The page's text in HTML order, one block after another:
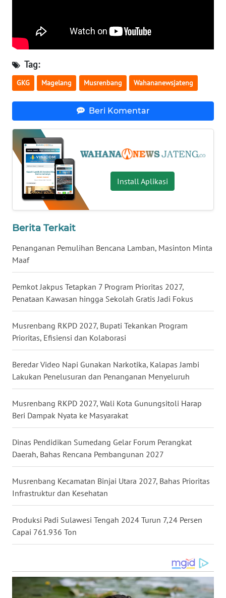
Tag:
GKG Magelang Musrenbang Wahananewsjateng
Beri Komentar
Install Aplikasi
Berita Terkait
Penanganan Pemulihan Bencana Lamban, Masinton Minta
Maaf
Pemkot Jakpus Tetapkan 7 Program Prioritas 2027,
Penataan Kawasan hingga Sekolah Gratis Jadi Fokus
Musrenbang RKPD 2027, Bupati Tekankan Program
Prioritas, Efisiensi dan Kolaborasi
Beredar Video Napi Gunakan Narkotika, Kalapas Jambi
Lakukan Penelusuran dan Penanganan Menyeluruh
Musrenbang RKPD 2027, Wali Kota Gunungsitoli Harap
Beri Dampak Nyata ke Masyarakat
Dinas Pendidikan Sumedang Gelar Forum Perangkat
Daerah, Bahas Rencana Pembangunan 2027
Musrenbang Kecamatan Binjai Utara 2027, Bahas Prioritas
Infrastruktur dan Kesehatan
Produksi Padi Sulawesi Tengah 2024 Turun 7,24 Persen
Capai 761.936 Ton
WN
LAMPUNG
WN
JATENG
WN
JOGJA
WN
JATIM
BALI
WN
KALTENG
WN
KALTARA
WN
KALSEL
WN
KALTIM
WN
SULSEL
WN
GORONTALO
WN
SULUT
WN